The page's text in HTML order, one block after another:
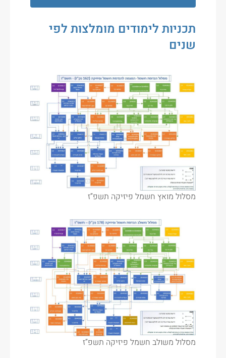
תכניות לימודים מומלצות לפי
שנים
מסלול מואץ חשמל פיזיקה תשפ”ז
מסלול משולב חשמל פיזיקה תשפ”ז